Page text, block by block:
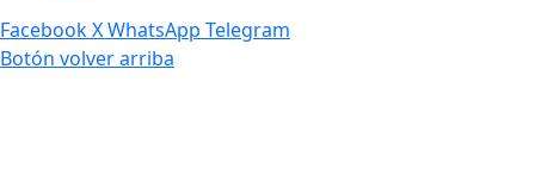
FacebookXWhatsApp Telegram
Botón volver arriba